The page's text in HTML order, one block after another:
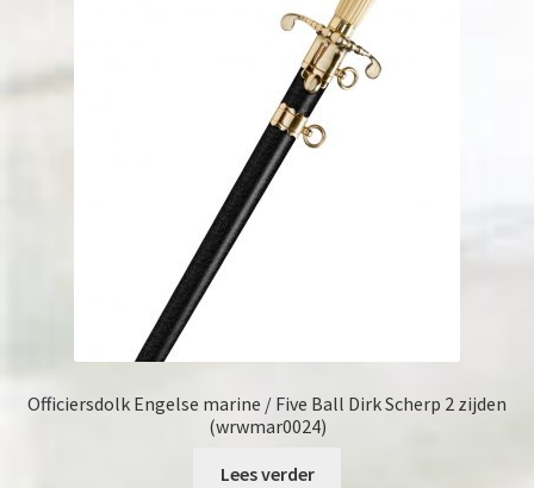
Officiersdolk Engelse marine / Five Ball Dirk Scherp 2 zijden
(wrwmar0024)
Lees verder